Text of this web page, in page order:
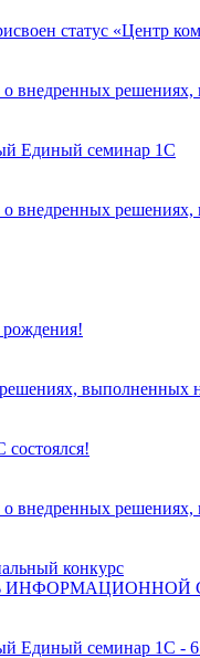
статус «Центр
внедренных
Единый семинар 1С
внедренных
выполненных
внедренных
конкурс
ИНФОРМАЦИОННОЙ
Единый семинар 1С - 6